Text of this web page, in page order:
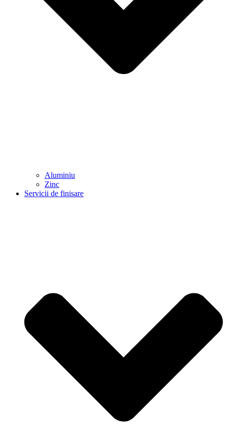
Aluminiu
Zinc
Servicii de finisare